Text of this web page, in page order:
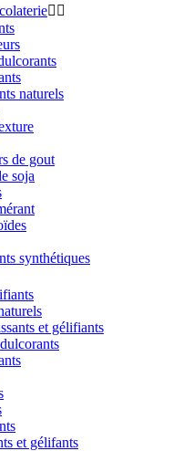
 
naturels
de gout
soja
synthétiques
et gélifiants
et gélifants